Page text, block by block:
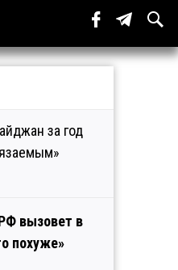
за год
вызовет в
похуже»